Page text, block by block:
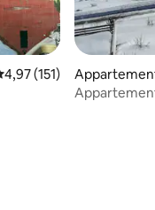
beoordeling
4,97 (151)